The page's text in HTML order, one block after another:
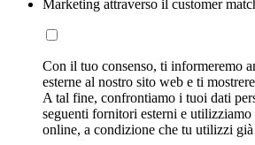
Marketing attraverso il customer
Con il tuo consenso, ti informeremo
esterne al nostro sito web e ti
A tal fine, confrontiamo i tuoi dati
seguenti fornitori esterni e
online, a condizione che tu utilizzi